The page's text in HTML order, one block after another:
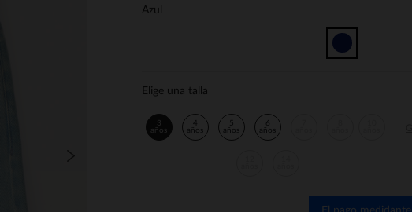
Azul
Elige una talla
3
años
4
años
5
años
6
años